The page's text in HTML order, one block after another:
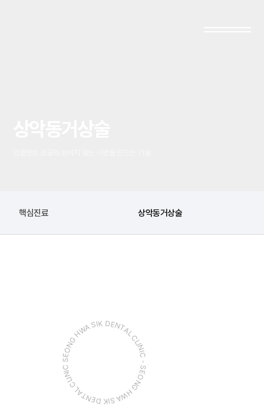
핵심진료 상악동거상술
SEONG HWA SIK DENTAL CLINIC -
SEONG HWA SIK DENTAL CLINIC